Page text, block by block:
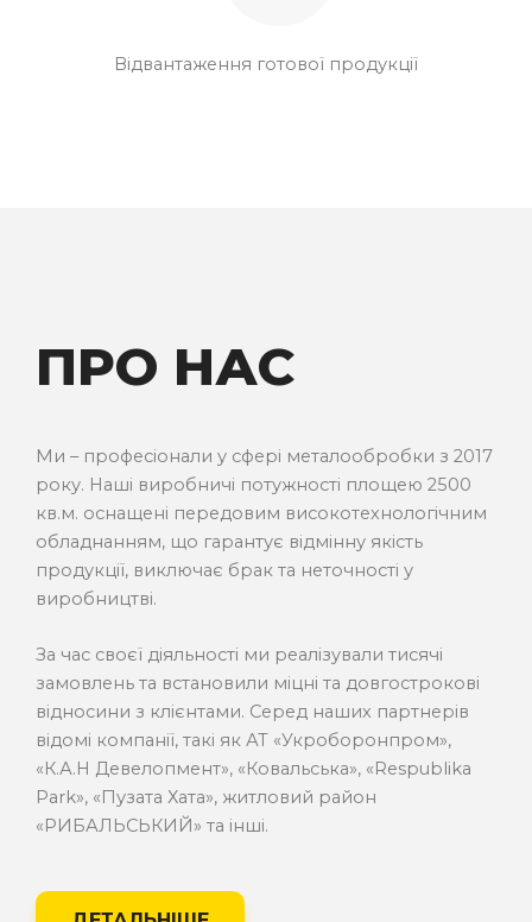
Відвантаження готової продукції
ПРО НАС
Ми – професіонали у сфері металообробки з 2017
року. Наші виробничі потужності площею 2500
кв.м. оснащені передовим високотехнологічним
обладнанням, що гарантує відмінну якість
продукції, виключає брак та неточності у
виробництві.
За час своєї діяльності ми реалізували тисячі
замовлень та встановили міцні та довгострокові
відносини з клієнтами. Серед наших партнерів
відомі компанії, такі як АТ «Укроборонпром»,
«К.А.Н Девелопмент», «Ковальська», «Respublika
Park», «Пузата Хата», житловий район
«РИБАЛЬСЬКИЙ» та інші.